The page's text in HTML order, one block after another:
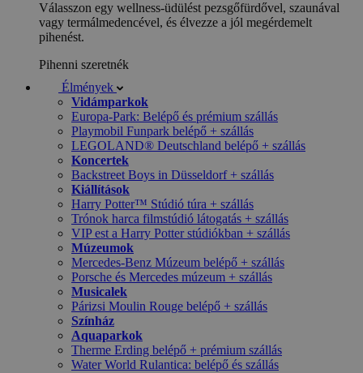
Válasszon egy wellness-üdülést pezsgőfürdővel, szaunával
vagy termálmedencével, és élvezze a jól megérdemelt
pihenést.
Pihenni szeretnék
Élmények
Vidámparkok
Europa-Park: Belépő és prémium szállás
Playmobil Funpark belépő + szállás
LEGOLAND® Deutschland belépő + szállás
Koncertek
Backstreet Boys in Düsseldorf + szállás
Kiállítások
Harry Potter™ Stúdió túra + szállás
Trónok harca filmstúdió látogatás + szállás
VIP est a Harry Potter stúdiókban + szállás
Múzeumok
Mercedes-Benz Múzeum belépő + szállás
Porsche és Mercedes múzeum + szállás
Musicalek
Párizsi Moulin Rouge belépő + szállás
Színház
Aquaparkok
Therme Erding belépő + prémium szállás
Water World Rulantica: belépő és szállás